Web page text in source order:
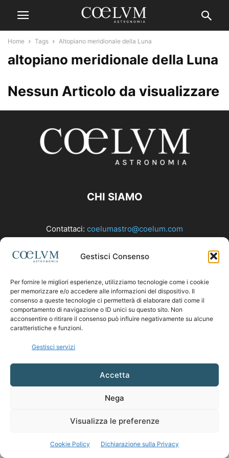
Gestisci Consenso
Per fornire le migliori esperienze, utilizziamo tecnologie come i cookie
per memorizzare e/o accedere alle informazioni del dispositivo. Il
consenso a queste tecnologie ci permetterà di elaborare dati come il
comportamento di navigazione o ID unici su questo sito. Non
acconsentire o ritirare il consenso può influire negativamente su alcune
caratteristiche e funzioni.
Gestisci servizi
Accetta
Nega
Visualizza le preferenze
Cookie Policy Dichiarazione sulla Privacy
Home Tags Altopiano meridionale della Luna
altopiano meridionale della Luna
Nessun Articolo da visualizzare
CHI SIAMO
Contattaci: coelumastro@coelum.com
SEGUICI